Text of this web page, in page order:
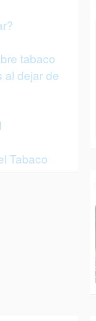
tabaco
al dejar de
Tabaco